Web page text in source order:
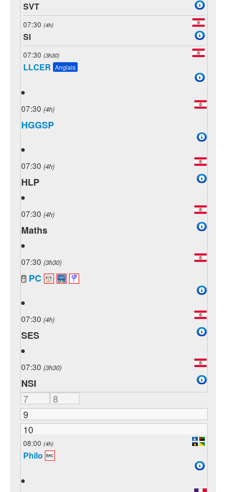
SVT
07:30 (4h)
SI
07:30 (3h30)
LLCER Anglais
07:30 (4h)
HGGSP
07:30 (4h)
HLP
07:30 (4h)
Maths
07:30 (3h30)
PC
07:30 (4h)
SES
07:30 (3h30)
NSI
7
8
9
10
08:00 (4h)
Philo